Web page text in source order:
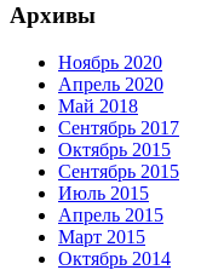
Архивы
Ноябрь 2020
Апрель 2020
Май 2018
Сентябрь 2017
Октябрь 2015
Сентябрь 2015
Июль 2015
Апрель 2015
Март 2015
Октябрь 2014